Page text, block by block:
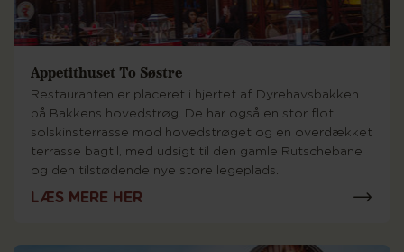
Appetithuset To Søstre
Restauranten er placeret i hjertet af Dyrehavsbakken
på Bakkens hovedstrøg. De har også en stor flot
solskinsterrasse mod hovedstrøget og en overdækket
terrasse bagtil, med udsigt til den gamle Rutschebane
og den tilstødende nye store legeplads.
LÆS MERE HER